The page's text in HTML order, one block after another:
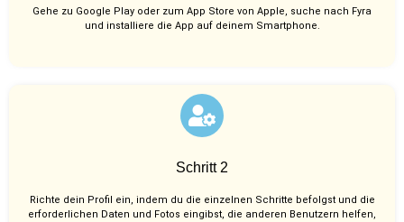
Gehe zu Google Play oder zum App Store von Apple, suche nach Fyra
und installiere die App auf deinem Smartphone.
Schritt 2
Richte dein Profil ein, indem du die einzelnen Schritte befolgst und die
erforderlichen Daten und Fotos eingibst, die anderen Benutzern helfen,